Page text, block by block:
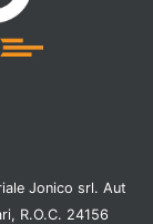
Jonico srl. Aut
R.O.C. 24156